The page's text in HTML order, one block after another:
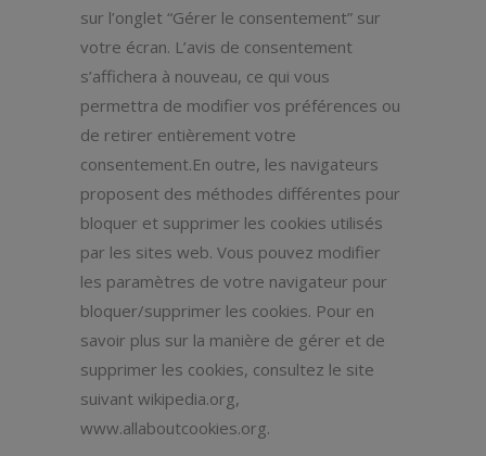
sur l’onglet “Gérer le consentement” sur
votre écran. L’avis de consentement
s’affichera à nouveau, ce qui vous
permettra de modifier vos préférences ou
de retirer entièrement votre
consentement.En outre, les navigateurs
proposent des méthodes différentes pour
bloquer et supprimer les cookies utilisés
par les sites web. Vous pouvez modifier
les paramètres de votre navigateur pour
bloquer/supprimer les cookies. Pour en
savoir plus sur la manière de gérer et de
supprimer les cookies, consultez le site
suivant wikipedia.org,
www.allaboutcookies.org.